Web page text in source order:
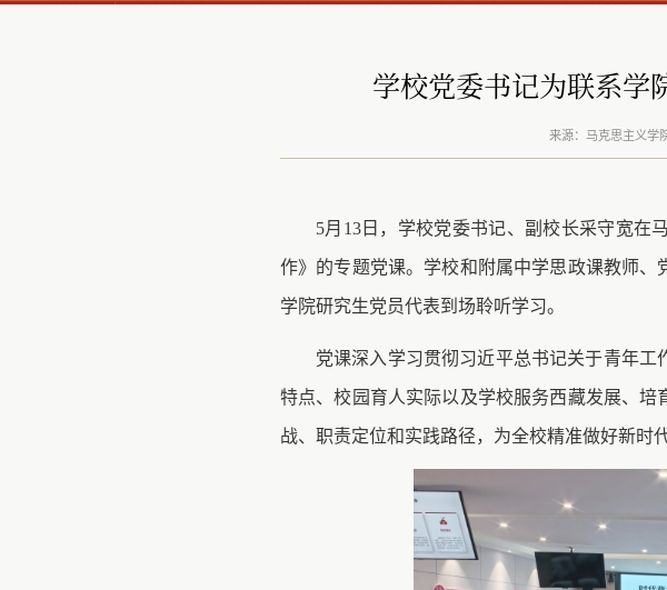
学校党委书记为联系学
来源：马克思主义学
5月13日，学校党委书记、副校长采守宽在
作》的专题党课。学校和附属中学思政课教师
学院研究生党员代表到场聆听学习。
党课深入学习贯彻习近平总书记关于青年
特点、校园育人实际以及学校服务西藏发展、
战、职责定位和实践路径，为全校精准做好新时